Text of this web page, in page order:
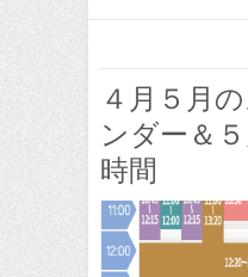
４月５月
ンダー＆
時間